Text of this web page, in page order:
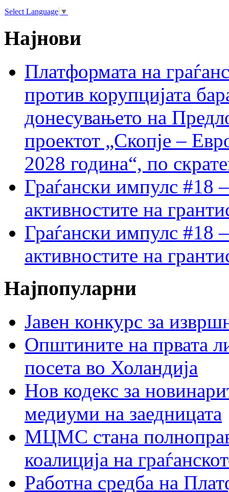
Select Language ▼
Најнови
Платформата на
против корупцијата
донесувањето на
проектот „Скопје –
2028 година“, по
Граѓански импулс #18
активностите на
Граѓански импулс #18
активностите на
Најпопуларни
Јавен конкурс за
Општините на првата
посета во Холандија
Нов кодекс за
медиуми на заедницата
МЦМС стана
коалиција на
Работна средба на